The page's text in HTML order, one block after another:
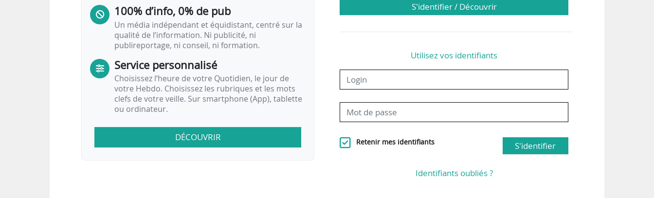
100% d’info, 0% de pub
Un média indépendant et équidistant, centré sur la
qualité de l’information. Ni publicité, ni
publireportage, ni conseil, ni formation.
Service personnalisé
Choisissez l‘heure de votre Quotidien, le jour de
votre Hebdo. Choisissez les rubriques et les mots
clefs de votre veille. Sur smartphone (App), tablette
ou ordinateur.
DÉCOUVRIR
S'identifier / Découvrir
Utilisez vos identifiants
Retenir mes identifiants S'identifier
Identifiants oubliés ?